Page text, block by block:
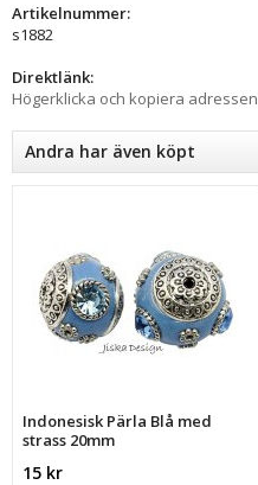
Artikelnummer:
s1882
Direktlänk:
Högerklicka och kopiera adressen
Andra har även köpt
Indonesisk Pärla Blå med
strass 20mm
15 kr